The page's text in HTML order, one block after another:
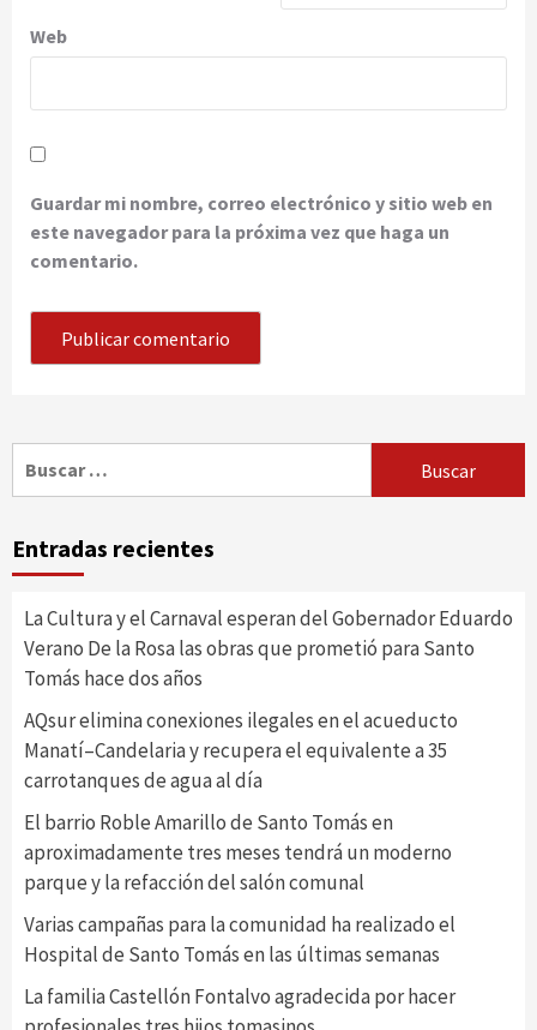
Web
Guardar mi nombre, correo electrónico y sitio web en
este navegador para la próxima vez que haga un
comentario.
Entradas recientes
La Cultura y el Carnaval esperan del Gobernador Eduardo
Verano De la Rosa las obras que prometió para Santo
Tomás hace dos años
AQsur elimina conexiones ilegales en el acueducto
Manatí–Candelaria y recupera el equivalente a 35
carrotanques de agua al día
El barrio Roble Amarillo de Santo Tomás en
aproximadamente tres meses tendrá un moderno
parque y la refacción del salón comunal
Varias campañas para la comunidad ha realizado el
Hospital de Santo Tomás en las últimas semanas
La familia Castellón Fontalvo agradecida por hacer